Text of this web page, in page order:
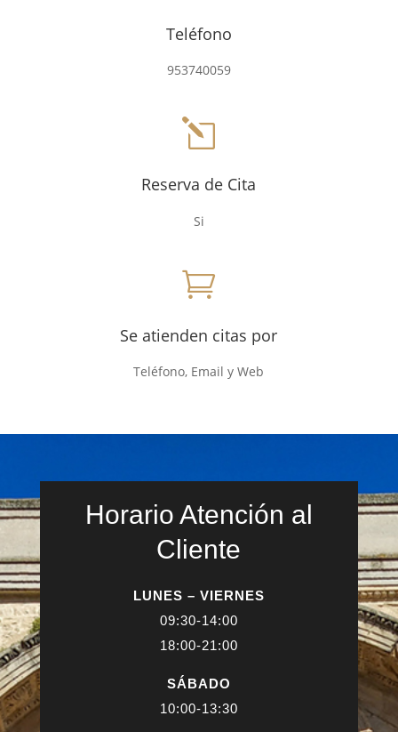
Teléfono
953740059
l
Reserva de Cita
Si

Se atienden citas por
Teléfono, Email y Web
Horario Atención al
Cliente
LUNES – VIERNES
09:30-14:00
18:00-21:00
SÁBADO
10:00-13:30